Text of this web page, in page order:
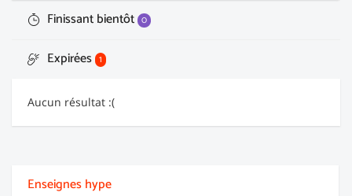
Finissant bientôt 0
Expirées 1
Aucun résultat :(
Enseignes hype